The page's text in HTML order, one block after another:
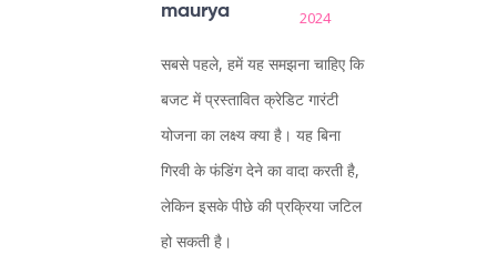
maurya
2024
सबसे पहले, हमें यह समझना चाहिए कि
बजट में प्रस्तावित क्रेडिट गारंटी
योजना का लक्ष्य क्या है। यह बिना
गिरवी के फंडिंग देने का वादा करती है,
लेकिन इसके पीछे की प्रक्रिया जटिल
हो सकती है।